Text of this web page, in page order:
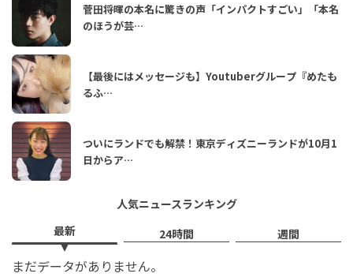
菅田将暉の本名に驚きの声「インパクトすごい」「本名
のほうが芸…
【最後にはメッセージも】Youtuberグループ『めたも
るふ…
ついにランドでも解禁！東京ディズニーランドが10月1
日からア…
人気ニュースランキング
最新
24時間 週間
まだデータがありません。